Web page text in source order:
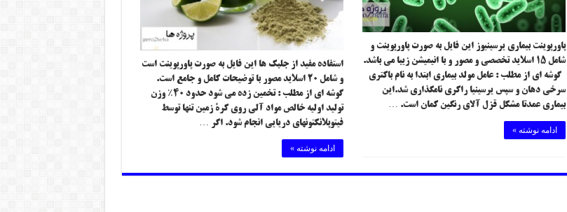
پاورپوینت بیماری یرسینیوز این فایل به صورت پاورپوینت و
شامل ۱۵ اسلاید تخصصی و مصور و با انیمیشن زیبا می باشد.
گوشه ای از مطلب : عامل مولد بیماری ابتدا به نام باکتری
سرخی دهان و سپس یرسینیا راکری نامگذاری شد.این
بیماری عمدتا مشکل قزل آلای رنگین کمان است. …
ادامه نوشته »
استفاده مفید از جلبک ها این فایل به صورت پاورپوینت است
و شامل ۲۰ اسلاید مصور با توضیحات کامل و جامع است.
گوشه ای از مطلب : تخمین زده می شود حدود ۴۰٪ وزن
تولید اولیه خالص مواد آلی روی کرۀ زمین تنها توسط
فیتوپلانکتونهای دریایی انجام شود. اگر …
ادامه نوشته »